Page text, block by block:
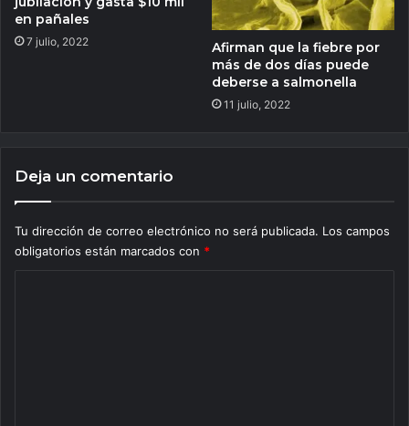
en pañales
7 julio, 2022
Afirman que la fiebre por
más de dos días puede
deberse a salmonella
11 julio, 2022
Deja un comentario
Tu dirección de correo electrónico no será publicada. Los campos
obligatorios están marcados con *